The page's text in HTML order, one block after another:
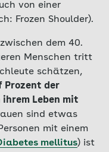
von einer
Frozen Shoulder).
dem 40.
Menschen tritt
schätzen,
Prozent der
Leben mit
sind etwas
mit einem
mellitus) ist